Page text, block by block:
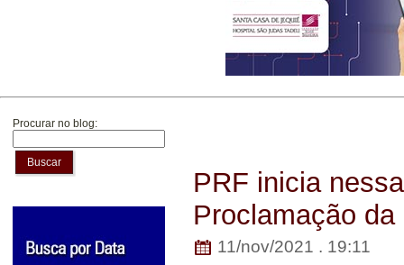
Procurar no blog:
Buscar
PRF inicia
Proclamação
11/nov/2021 . 19:11